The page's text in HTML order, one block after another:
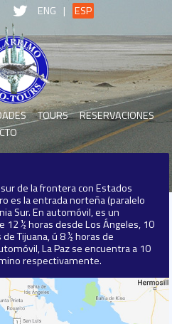
ENG | ESP
TOURS
RESERVACIONES
de la frontera con Estados
es la entrada norteña (paralelo
Sur. En automóvil, es un
½ horas desde Los Ángeles, 10
Tijuana, ú 8 ½ horas de
La Paz se encuentra a 10
respectivamente.